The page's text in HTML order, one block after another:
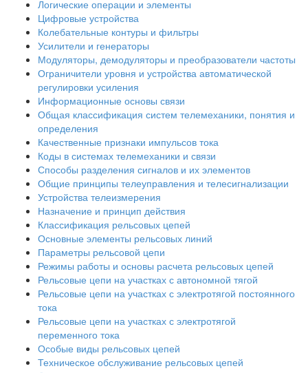
Логические операции и элементы
Цифровые устройства
Колебательные контуры и фильтры
Усилители и генераторы
Модуляторы, демодуляторы и преобразователи частоты
Ограничители уровня и устройства автоматической
регулировки усиления
Информационные основы связи
Общая классификация систем телемеханики, понятия и
определения
Качественные признаки импульсов тока
Коды в системах телемеханики и связи
Способы разделения сигналов и их элементов
Общие принципы телеуправления и телесигнализации
Устройства телеизмерения
Назначение и принцип действия
Классификация рельсовых цепей
Основные элементы рельсовых линий
Параметры рельсовой цепи
Режимы работы и основы расчета рельсовых цепей
Рельсовые цепи на участках с автономной тягой
Рельсовые цепи на участках с электротягой постоянного
тока
Рельсовые цепи на участках с электротягой
переменного тока
Особые виды рельсовых цепей
Техническое обслуживание рельсовых цепей